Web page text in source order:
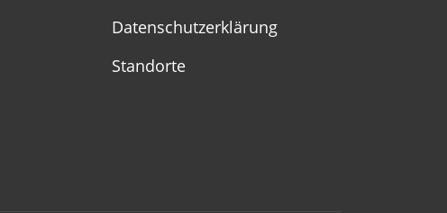
Datenschutzerklärung
Standorte